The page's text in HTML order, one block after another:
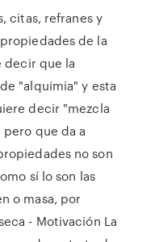
citas, refranes y
de la
decir que la
"alquimia" y esta
decir "mezcla
que da a
no son
sí lo son las
o masa, por
- Motivación La